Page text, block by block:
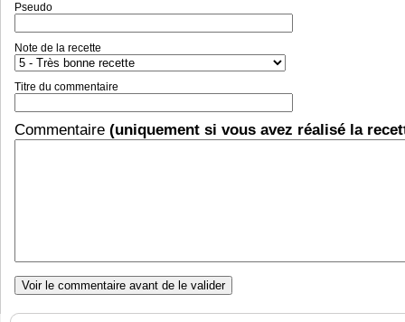
Pseudo
Note de la recette
Titre du commentaire
Commentaire (uniquement si vous avez réalisé la